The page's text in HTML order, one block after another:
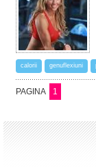
calorii genuflexiuni
PAGINA 1